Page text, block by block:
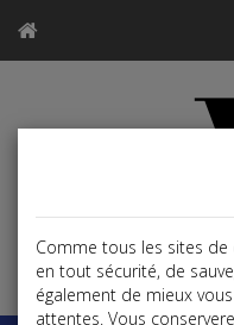
Comme tous les sites
en tout sécurité, de
également de mieux
attentes. Vous